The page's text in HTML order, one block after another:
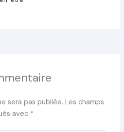
sera pas publiée. Les champs
avec *